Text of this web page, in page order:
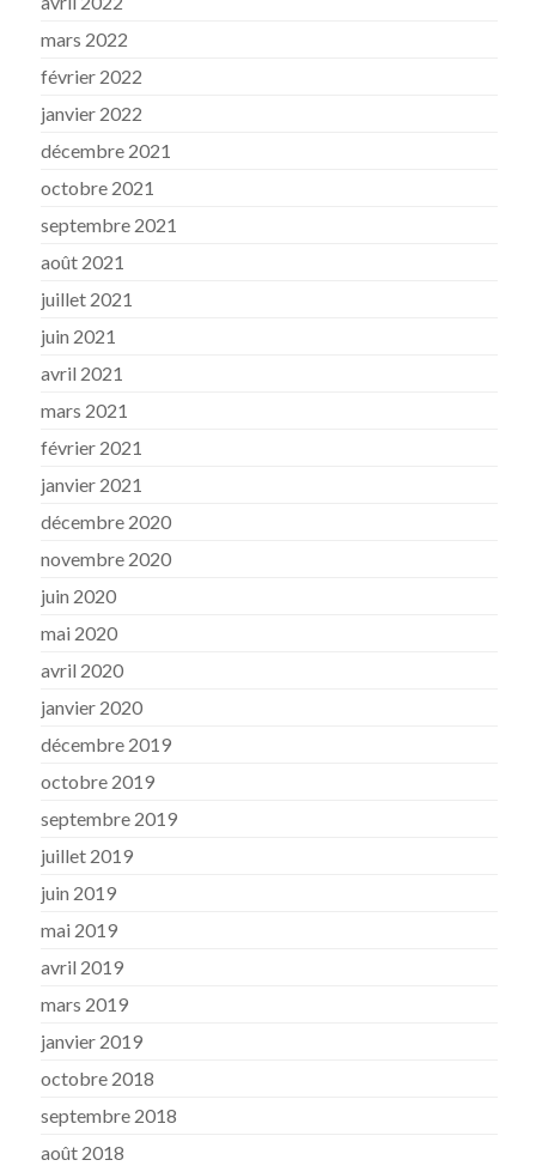
mars 2022
février 2022
janvier 2022
décembre 2021
octobre 2021
septembre 2021
août 2021
juillet 2021
juin 2021
avril 2021
mars 2021
février 2021
janvier 2021
décembre 2020
novembre 2020
juin 2020
mai 2020
avril 2020
janvier 2020
décembre 2019
octobre 2019
septembre 2019
juillet 2019
juin 2019
mai 2019
avril 2019
mars 2019
janvier 2019
octobre 2018
septembre 2018
août 2018